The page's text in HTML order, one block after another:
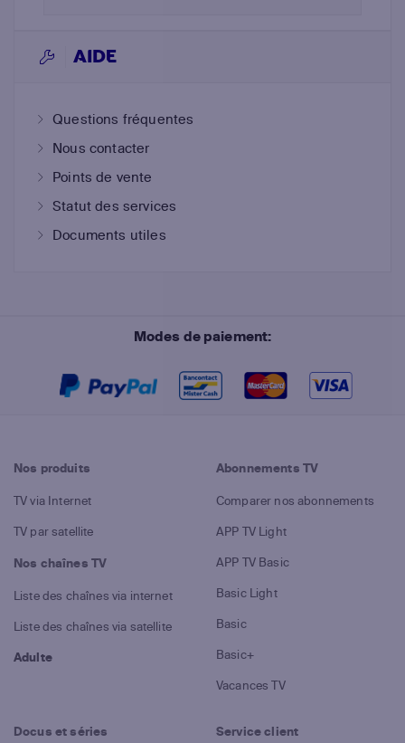
AIDE
Questions fréquentes
Nous contacter
Points de vente
Statut des services
Documents utiles
Modes de paiement:
Nos produits
TV via Internet
TV par satellite
Nos chaînes TV
Liste des chaînes via internet
Liste des chaînes via satellite
Adulte
Abonnements TV
Comparer nos abonnements
APP TV Light
APP TV Basic
Basic Light
Basic
Basic+
Vacances TV
Docus et séries Service client